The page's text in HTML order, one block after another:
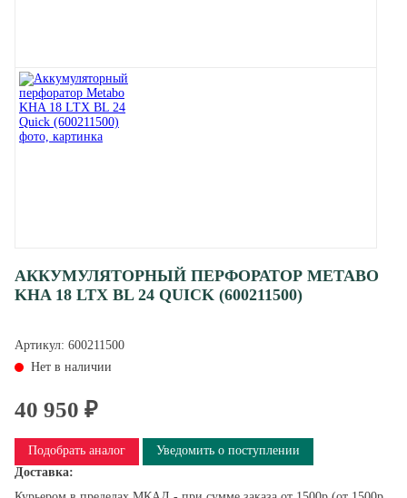
АККУМУЛЯТОРНЫЙ ПЕРФОРАТОР METABO
KHA 18 LTX BL 24 QUICK (600211500)
Артикул: 600211500
Нет в наличии
40 950 ₽
Подобрать аналог
Уведомить о поступлении
Доставка: